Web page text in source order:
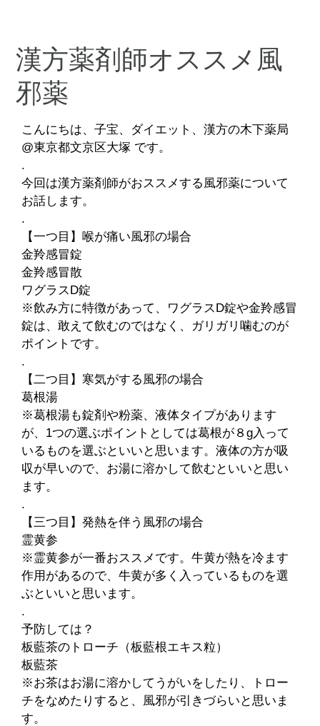
漢方薬剤師オススメ風
邪薬
こんにちは、子宝、ダイエット、漢方の木下薬局
@東京都文京区大塚 です。
.
今回は漢方薬剤師がおススメする風邪薬について
お話します。
.
【一つ目】喉が痛い風邪の場合
金羚感冒錠
金羚感冒散
ワグラスD錠
※飲み方に特徴があって、ワグラスD錠や金羚感冒
錠は、敢えて飲むのではなく、ガリガリ噛むのが
ポイントです。
.
【二つ目】寒気がする風邪の場合
葛根湯
※葛根湯も錠剤や粉薬、液体タイプがあります
が、1つの選ぶポイントとしては葛根が８g入って
いるものを選ぶといいと思います。液体の方が吸
収が早いので、お湯に溶かして飲むといいと思い
ます。
.
【三つ目】発熱を伴う風邪の場合
霊黄参
※霊黄参が一番おススメです。牛黄が熱を冷ます
作用があるので、牛黄が多く入っているものを選
ぶといいと思います。
.
予防しては？
板藍茶のトローチ（板藍根エキス粒）
板藍茶
※お茶はお湯に溶かしてうがいをしたり、トロー
チをなめたりすると、風邪が引きづらいと思いま
す。